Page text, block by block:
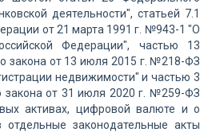
деятельности", статьей 7.1
от 21 марта 1991 г. №943-1 "О
Федерации", частью 13
закона от 13 июля 2015 г. №218-ФЗ
недвижимости" и частью 3
закона от 31 июля 2020 г. №259-ФЗ
активах, цифровой валюте и о
законодательные акты